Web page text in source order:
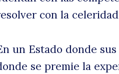
con la
un Estado donde
se premie la